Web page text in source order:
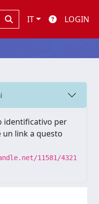
IT LOGIN
identificativo per
un link a questo
11581/4321